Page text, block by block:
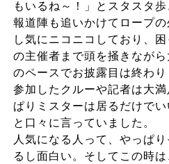
もいるね～！」とスタスタ
報道陣も追いかけてロープ
し気にニコニコしており、
の主催者まで頭を掻きなが
のペースでお披露目は終わり
参加したクルーや記者は大
ぱりミスターは居るだけで
と口々に言っていました。
人気になる人って、やっぱ
るし面白い。そしてこの時